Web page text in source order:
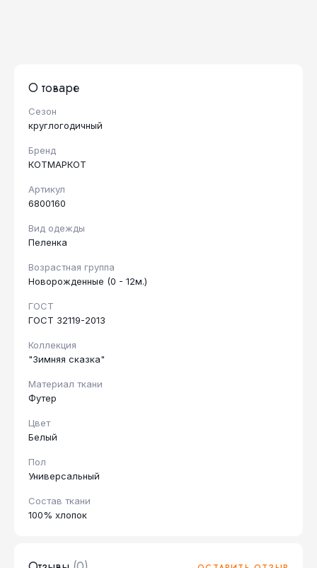
О товаре
Сезон
круглогодичный
Бренд
КОТМАРКОТ
Артикул
6800160
Вид одежды
Пеленка
Возрастная группа
Новорожденные (0 - 12м.)
ГОСТ
ГОСТ 32119-2013
Коллекция
"Зимняя сказка"
Материал ткани
Футер
Цвет
Белый
Пол
Универсальный
Состав ткани
100% хлопок